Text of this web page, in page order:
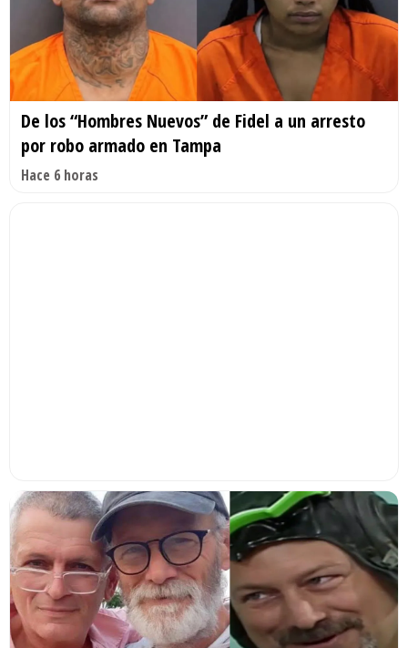
De los “Hombres Nuevos” de Fidel a un arresto
por robo armado en Tampa
Hace 6 horas